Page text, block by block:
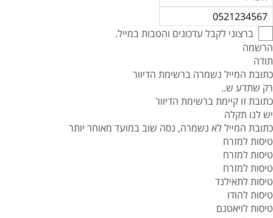
ברצוני לקבל עדכונים והטבות במייל.
הרשמה
תודה
כתובת המייל נשמרה ברשימת הדיוור
רק שתדע ש..
כתובת זו קיימת ברשימת הדיוור
יש לנו תקלה
כתובת המייל לא נשמרה, נסה שוב במועד מאוחר יותר
טיסות למזרח
טיסות למזרח
טיסות למזרח
טיסות לתאילנד
טיסות להודו
טיסות לויאטנם